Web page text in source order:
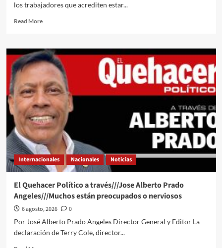
los trabajadores que acrediten estar...
Read MoreRead
El
Quehacer
Político
través
de
la
opinión
del
Lic
Eden
Lozano
Meza
desde
Cámara
Alta///BUSCA
VIRGILIO
GARANTIZAR
COMPATIBILIDAD
Internacionales Nacionales Noticias
El Quehacer Político a través///Jose Alberto Prado
Angeles///Muchos están preocupados o nerviosos
6 agosto, 2026
0
Por José Alberto Prado Angeles Director General y Editor La
declaración de Terry Cole, director...